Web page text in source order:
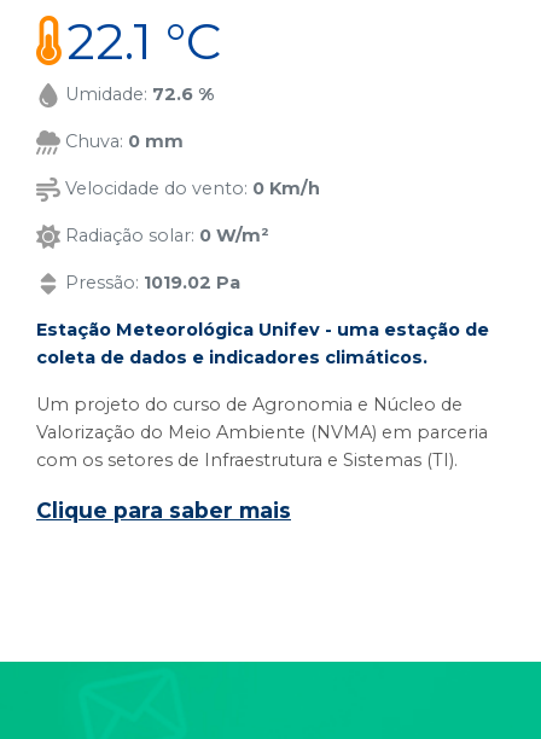
22.1 °C
Umidade: 72.6 %
Chuva: 0 mm
Velocidade do vento: 0 Km/h
Radiação solar: 0 W/m²
Pressão: 1019.02 Pa
Estação Meteorológica Unifev - uma estação de
coleta de dados e indicadores climáticos.
Um projeto do curso de Agronomia e Núcleo de
Valorização do Meio Ambiente (NVMA) em parceria
com os setores de Infraestrutura e Sistemas (TI).
Clique para saber mais